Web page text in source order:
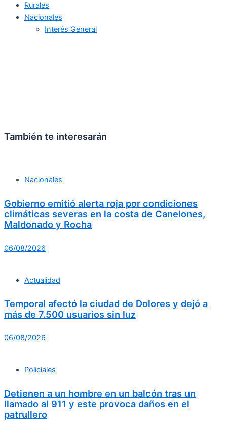
Rurales
Nacionales
Interés General
También te interesarán
Nacionales
Gobierno emitió alerta roja por condiciones
climáticas severas en la costa de Canelones,
Maldonado y Rocha
06/08/2026
Actualidad
Temporal afectó la ciudad de Dolores y dejó a
más de 7.500 usuarios sin luz
06/08/2026
Policiales
Detienen a un hombre en un balcón tras un
llamado al 911 y este provoca daños en el
patrullero